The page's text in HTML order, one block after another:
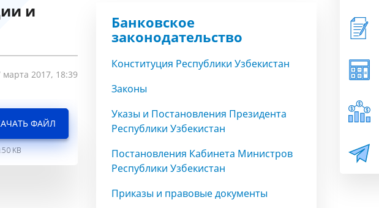
и
марта 2017, 18:39
ФАЙЛ
KB
Банковское
законодательство
Конституция Республики Узбекистан
Законы
Указы и Постановления Президента
Республики Узбекистан
Постановления Кабинета Министров
Республики Узбекистан
Приказы и правовые документы